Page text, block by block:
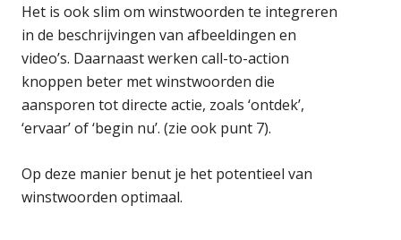
Het is ook slim om winstwoorden te integreren
in de beschrijvingen van afbeeldingen en
video’s. Daarnaast werken call-to-action
knoppen beter met winstwoorden die
aansporen tot directe actie, zoals ‘ontdek’,
‘ervaar’ of ‘begin nu’. (zie ook punt 7).
Op deze manier benut je het potentieel van
winstwoorden optimaal.